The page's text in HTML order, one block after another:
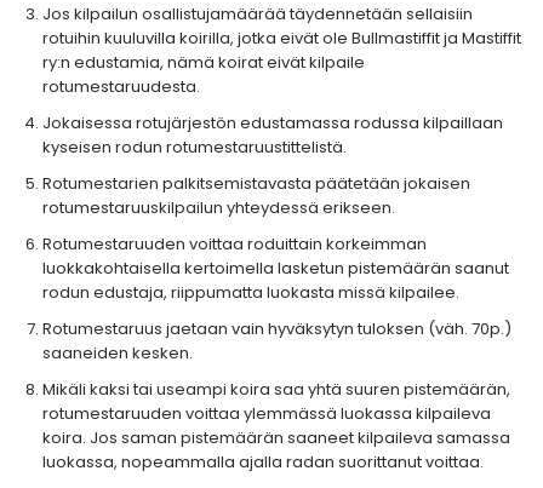
Jos kilpailun osallistujamäärää täydennetään sellaisiin
rotuihin kuuluvilla koirilla, jotka eivät ole Bullmastiffit ja Mastiffit
ry:n edustamia, nämä koirat eivät kilpaile
rotumestaruudesta.
Jokaisessa rotujärjestön edustamassa rodussa kilpaillaan
kyseisen rodun rotumestaruustittelistä.
Rotumestarien palkitsemistavasta päätetään jokaisen
rotumestaruuskilpailun yhteydessä erikseen.
Rotumestaruuden voittaa roduittain korkeimman
luokkakohtaisella kertoimella lasketun pistemäärän saanut
rodun edustaja, riippumatta luokasta missä kilpailee.
Rotumestaruus jaetaan vain hyväksytyn tuloksen (väh. 70p.)
saaneiden kesken.
Mikäli kaksi tai useampi koira saa yhtä suuren pistemäärän,
rotumestaruuden voittaa ylemmässä luokassa kilpaileva
koira. Jos saman pistemäärän saaneet kilpaileva samassa
luokassa, nopeammalla ajalla radan suorittanut voittaa.